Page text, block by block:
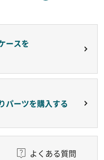
ースを
パーツを購入する
よくある質問